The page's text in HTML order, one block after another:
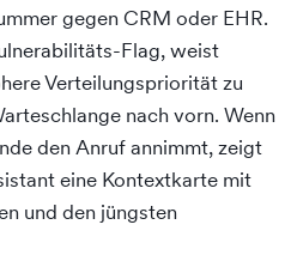
gegen CRM oder EHR.
Flag, weist
Verteilungspriorität zu
nach vorn. Wenn
den Anruf annimmt, zeigt
eine Kontextkarte mit
und den jüngsten